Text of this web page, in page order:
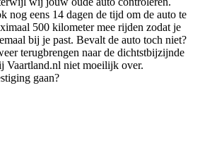
nog eens 14 dagen de tijd om de auto te
500 kilometer mee rijden zodat je
bij je past. Bevalt de auto toch niet?
terugbrengen naar de dichtstbijzijnde
Vaartland.nl niet moeilijk over.
gaan?